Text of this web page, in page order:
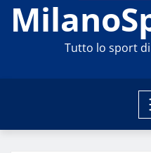
Tutto lo sport